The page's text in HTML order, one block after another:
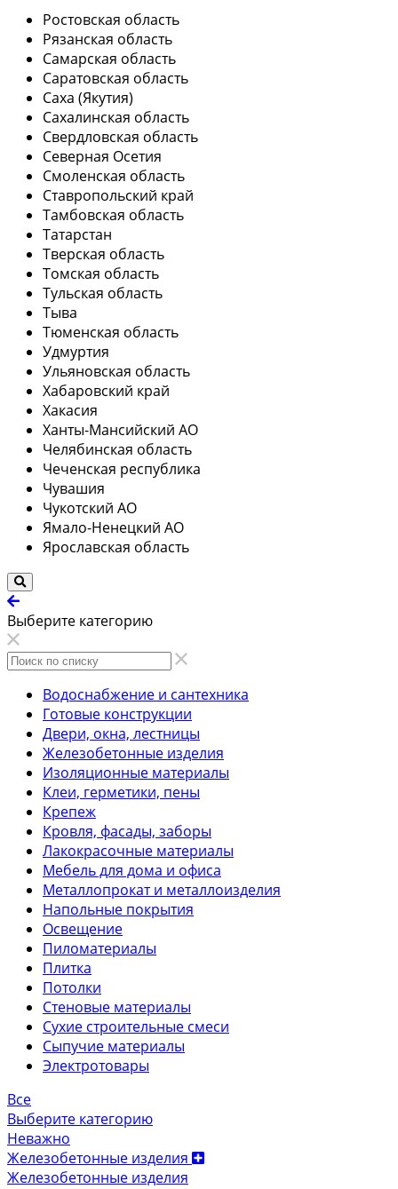
Ростовская область
Рязанская область
Самарская область
Саратовская область
Саха (Якутия)
Сахалинская область
Свердловская область
Северная Осетия
Смоленская область
Ставропольский край
Тамбовская область
Татарстан
Тверская область
Томская область
Тульская область
Тыва
Тюменская область
Удмуртия
Ульяновская область
Хабаровский край
Хакасия
Ханты-Мансийский АО
Челябинская область
Чеченская республика
Чувашия
Чукотский АО
Ямало-Ненецкий АО
Ярославская область
Выберите категорию
Водоснабжение и сантехника
Готовые конструкции
Двери, окна, лестницы
Железобетонные изделия
Изоляционные материалы
Клеи, герметики, пены
Крепеж
Кровля, фасады, заборы
Лакокрасочные материалы
Мебель для дома и офиса
Металлопрокат и металлоизделия
Напольные покрытия
Освещение
Пиломатериалы
Плитка
Потолки
Стеновые материалы
Сухие строительные смеси
Сыпучие материалы
Электротовары
Все
Выберите категорию
Неважно
Железобетонные изделия
Железобетонные изделия